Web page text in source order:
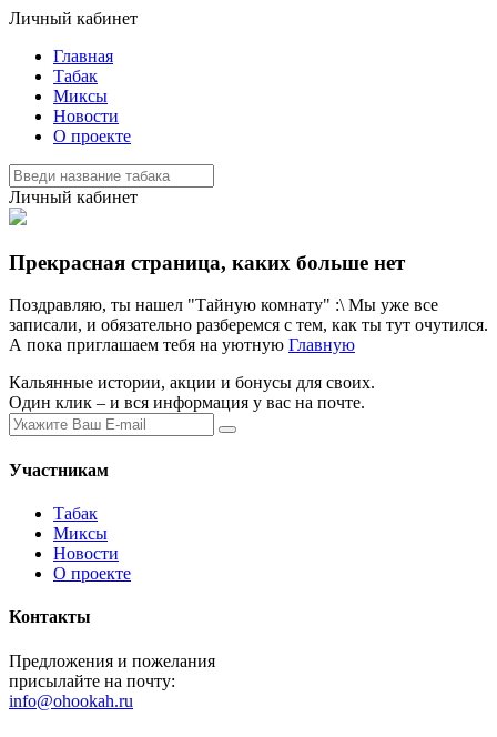
Личный кабинет
Главная
Табак
Миксы
Новости
О проекте
Личный кабинет
Прекрасная страница, каких больше нет
Поздравляю, ты нашел "Тайную комнату" :\ Мы уже все
записали, и обязательно разберемся с тем, как ты тут очутился.
А пока приглашаем тебя на уютную Главную
Кальянные истории, акции и бонусы для своих.
Один клик – и вся информация у вас на почте.
Участникам
Табак
Миксы
Новости
О проекте
Контакты
Предложения и пожелания
присылайте на почту:
info@ohookah.ru